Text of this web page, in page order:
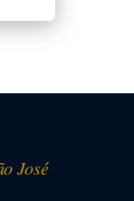
José